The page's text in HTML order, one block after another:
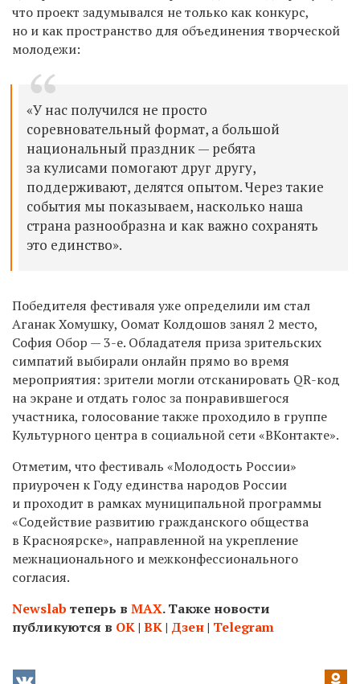
что проект задумывался не только как конкурс,
но и как пространство для объединения творческой
молодежи:
«У нас получился не просто
соревновательный формат, а большой
национальный праздник — ребята
за кулисами помогают друг другу,
поддерживают, делятся опытом. Через такие
события мы показываем, насколько наша
страна разнообразна и как важно сохранять
это единство».
Победителя фестиваля уже определили им стал
Аганак Хомушку, Оомат Колдошов занял 2 место,
София Обор — 3-е. Обладателя приза зрительских
симпатий выбирали онлайн прямо во время
мероприятия: зрители могли отсканировать QR-код
на экране и отдать голос за понравившегося
участника, голосование также проходило в группе
Культурного центра в социальной сети «ВКонтакте».
Отметим, что фестиваль «Молодость России»
приурочен к Году единства народов России
и проходит в рамках муниципальной программы
«Содействие развитию гражданского общества
в Красноярске», направленной на укрепление
межнационального и межконфессионального
согласия.
Newslab теперь в МАХ. Также новости
публикуются в ОК| ВК| Дзен| Telegram